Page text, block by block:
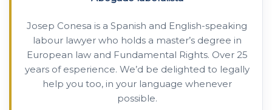
Josep Conesa is a Spanish and English-speaking
labour lawyer who holds a master’s degree in
European law and Fundamental Rights. Over 25
years of esperience. We’d be delighted to legally
help you too, in your language whenever
possible.